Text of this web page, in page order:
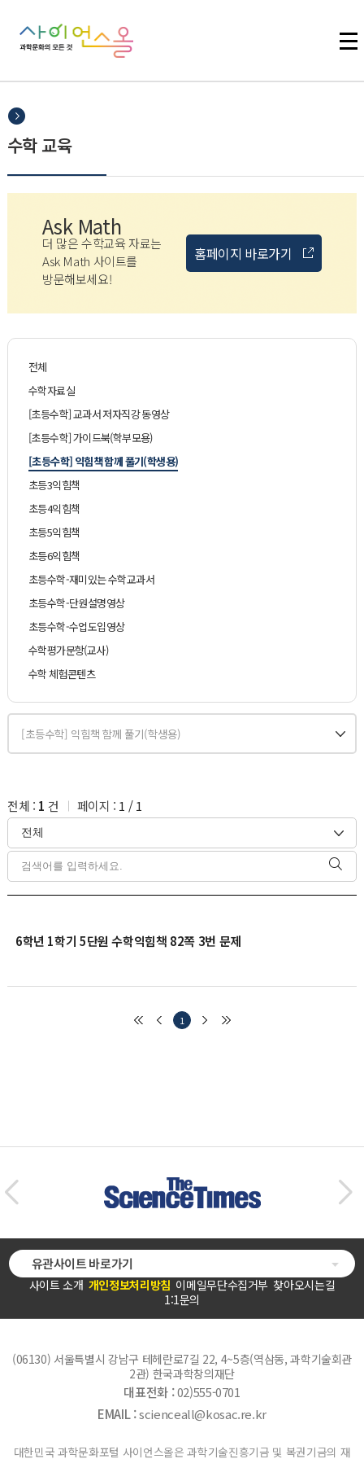
수학 교육
Ask Math
더 많은 수학교육 자료는
Ask Math 사이트를
방문해보세요!
홈페이지 바로가기
전체
수학자료실
[초등수학] 교과서 저자직강 동영상
[초등수학] 가이드북(학부모용)
[초등수학] 익힘책 함께 풀기(학생용)
초등3익힘책
초등4익힘책
초등5익힘책
초등6익힘책
초등수학-재미있는 수학교과서
초등수학-단원설명영상
초등수학-수업도입영상
수학평가문항(교사)
수학 체험콘텐츠
전체 : 1 건 페이지 : 1 /1
6학년 1학기 5단원 수학익힘책 82쪽 3번 문제
1
사이트 소개 개인정보처리방침 이메일무단수집거부 찾아오시는길
1:1문의
유관사이트 바로가기
(06130) 서울특별시 강남구 테헤란로7길 22, 4~5층(역삼동, 과학기술회관
2관) 한국과학창의재단
대표전화 :02)555-0701
EMAIL :scienceall@kosac.re.kr
대한민국 과학문화포털 사이언스올은 과학기술진흥기금 및 복권기금의 재